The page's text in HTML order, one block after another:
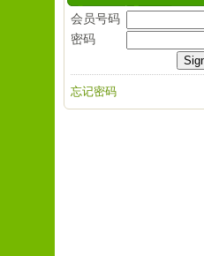
会员号码
密码
忘记密码